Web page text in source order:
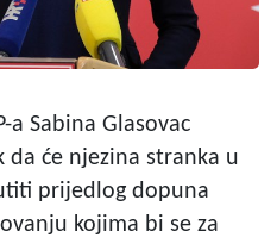
a Sabina Glasovac
će njezina stranka u
prijedlog dopuna
kojima bi se za